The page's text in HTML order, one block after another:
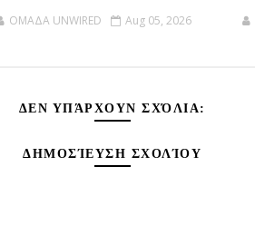
OMAΔΑ UNWIRED Aug 05, 2026
ΔΕΝ ΥΠΆΡΧΟΥΝ ΣΧΌΛΙΑ:
ΔΗΜΟΣΊΕΥΣΗ ΣΧΟΛΊΟΥ